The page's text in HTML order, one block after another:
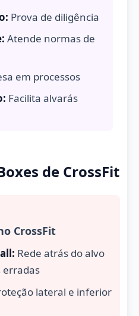
Prova de diligência
Atende normas de
em processos
Facilita alvarás
de CrossFit
CrossFit
Rede atrás do alvo
erradas
lateral e inferior